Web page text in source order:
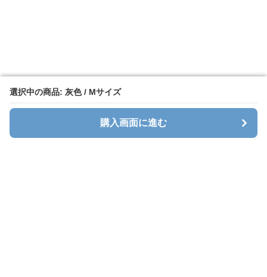
選択中の商品: 灰色 / Mサイズ
購入画面に進む
選択中の商品: 灰色 / Mサイズ
購入画面に進む